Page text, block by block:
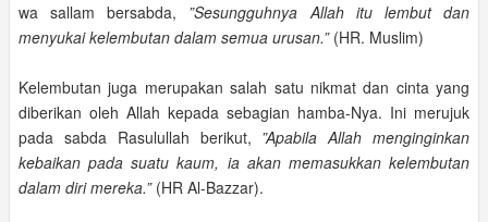
wa sallam bersabda, ”Sesungguhnya Allah itu lembut dan
menyukai kelembutan dalam semua urusan.”(HR. Muslim)
Kelembutan juga merupakan salah satu nikmat dan cinta yang
diberikan oleh Allah kepada sebagian hamba-Nya. Ini merujuk
pada sabda Rasulullah berikut, ”Apabila Allah menginginkan
kebaikan pada suatu kaum, ia akan memasukkan kelembutan
dalam diri mereka.”(HR Al-Bazzar).